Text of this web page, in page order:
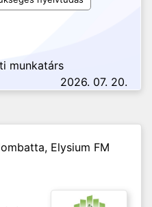
munkatárs
2026. 07. 20.
Elysium FM